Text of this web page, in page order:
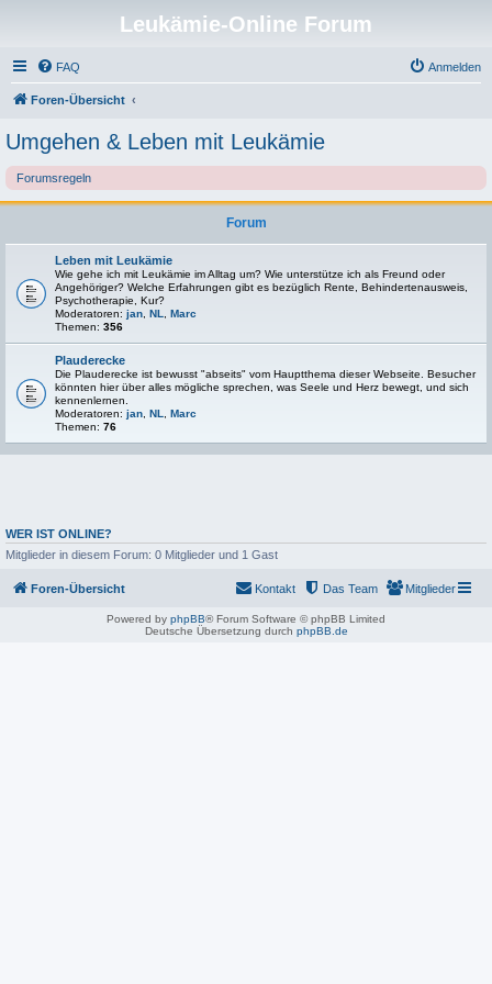
Leukämie-Online Forum
FAQ Anmelden
Foren-Übersicht
Umgehen & Leben mit Leukämie
Forumsregeln
Forum
Leben mit Leukämie
Wie gehe ich mit Leukämie im Alltag um? Wie unterstütze ich als Freund oder
Angehöriger? Welche Erfahrungen gibt es bezüglich Rente, Behindertenausweis,
Psychotherapie, Kur?
Moderatoren: jan NL
Marc
Themen: 356
Plauderecke
Die Plauderecke ist bewusst "abseits" vom Hauptthema dieser Webseite. Besucher
könnten hier über alles mögliche sprechen, was Seele und Herz bewegt, und sich
kennenlernen.
Moderatoren: jan NL
Marc
Themen: 76
WER IST ONLINE?
Mitglieder in diesem Forum: 0 Mitglieder und 1 Gast
Foren-Übersicht Mitglieder
Das Team
Kontakt
Powered by phpBB® Forum Software © phpBB Limited
Deutsche Übersetzung durch phpBB.de